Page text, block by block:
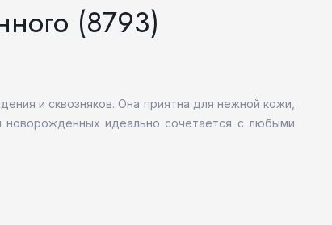
(8793)
и сквозняков. Она приятна для нежной кожи,
новорожденных идеально сочетается с любыми